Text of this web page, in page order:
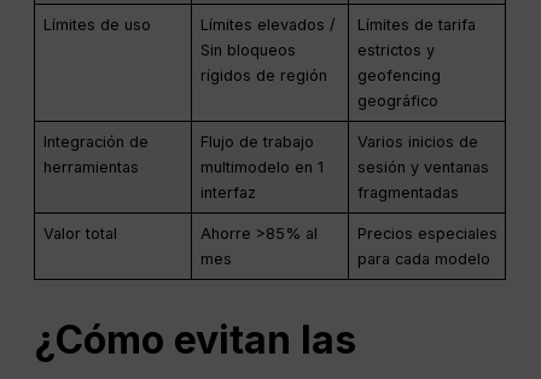
Límites de uso
Límites elevados /
Sin bloqueos
rígidos de región
Límites de tarifa
estrictos y
geofencing
geográfico
Integración de
herramientas
Flujo de trabajo
multimodelo en 1
interfaz
Varios inicios de
sesión y ventanas
fragmentadas
Valor total
Ahorre >85% al
mes
Precios especiales
para cada modelo
¿Cómo evitan las